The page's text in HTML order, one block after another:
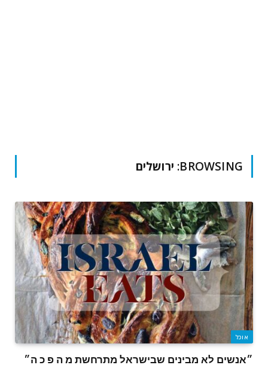
BROWSING: ירושלים
אוכל
״אנשים לא מבינים שבישראל מתרחשת מ ה פ כ ה״